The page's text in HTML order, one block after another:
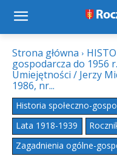
Strona główna
gospodarcza do 1956 r.
Umiejętności / Jerzy
1986, nr...
Historia społeczno-
Lata 1918-1939
Zagadnienia ogólne-